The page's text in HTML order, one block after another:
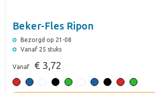
Beker-Fles Ripon
Bezorgd op 21-08
Vanaf 25 stuks
Vanaf € 3,72